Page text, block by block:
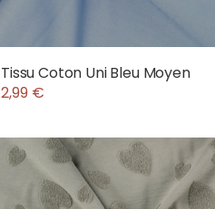
Tissu Coton Uni Bleu Moyen
2,99 €